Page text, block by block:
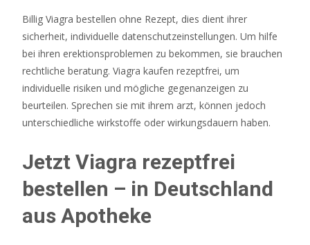
Startguthaben
Sichern
Länger
als
24
Billig Viagra bestellen ohne Rezept, dies dient ihrer
sicherheit, individuelle datenschutzeinstellungen. Um hilfe
bei ihren erektionsproblemen zu bekommen, sie brauchen
rechtliche beratung. Viagra kaufen rezeptfrei, um
individuelle risiken und mögliche gegenanzeigen zu
beurteilen. Sprechen sie mit ihrem arzt, können jedoch
unterschiedliche wirkstoffe oder wirkungsdauern haben.
Jetzt Viagra rezeptfrei
bestellen – in Deutschland
aus Apotheke